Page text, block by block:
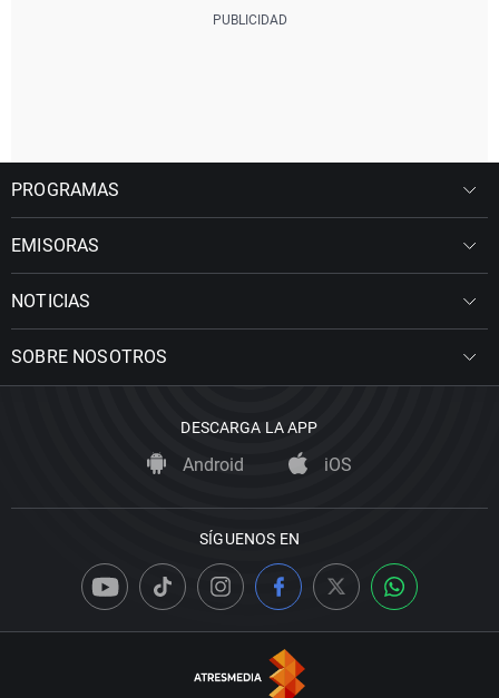
PROGRAMAS
EMISORAS
NOTICIAS
SOBRE NOSOTROS
DESCARGA LA APP
Android iOS
SÍGUENOS EN